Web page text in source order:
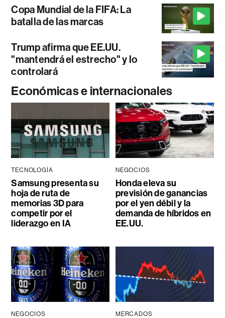
Copa Mundial de la FIFA: La
batalla de las marcas
Trump afirma que EE.UU.
"mantendrá el estrecho" y lo
controlará
Económicas e internacionales
TECNOLOGÍA
Samsung presenta su
hoja de ruta de
memorias 3D para
competir por el
liderazgo en IA
NEGOCIOS
Honda eleva su
previsión de ganancias
por el yen débil y la
demanda de híbridos en
EE.UU.
NEGOCIOS MERCADOS